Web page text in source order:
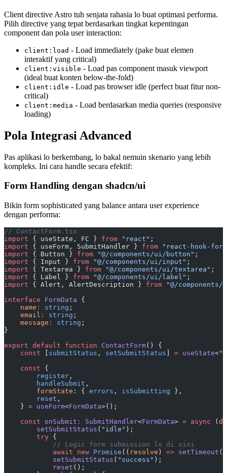
Client directive Astro tuh senjata rahasia lo buat optimasi performa.
Pilih directive yang tepat berdasarkan tingkat kepentingan
component dan pola user interaction:
client:load - Load immediately (pake buat elemen
interaktif yang critical)
client:visible - Load pas component masuk viewport
(ideal buat konten below-the-fold)
client:idle - Load pas browser idle (perfect buat fitur non-
critical)
client:media - Load berdasarkan media queries (responsive
loading)
Pola Integrasi Advanced
Pas aplikasi lo berkembang, lo bakal nemuin skenario yang lebih
kompleks. Ini cara handle secara efektif:
Form Handling dengan shadcn/ui
Bikin form sophisticated yang balance antara user experience
dengan performa:
// ContactForm.tsx
import { useState, FC } from "react" ;
import { useForm, SubmitHandler } from "react-hook-
import { Button } from "@/components/ui/button" ;
import { Input } from "@/components/ui/input" ;
import { Textarea } from "@/components/ui/textarea" ;
import { Label } from "@/components/ui/label" ;
import { Alert, AlertDescription } from "@/
interface FormData {
    name
: string ;
    email
: string ;
    message
: string ;
}
export default function ContactForm() {
    const
submitStatus , setSubmitStatus = useState<
    const
{
        register
,
        handleSubmit
,
        formState
: { errors , isSubmitting },
        reset
,
    }
= useForm<FormData>();
    const
onSubmit : SubmitHandler<FormData> = async (
        setSubmitStatus
( "idle" );
        try
{
            // Logic form submission lo di sini
            await
new Promise (( resolve ) => setTimeout
            setSubmitStatus
( "success" );
            reset
();